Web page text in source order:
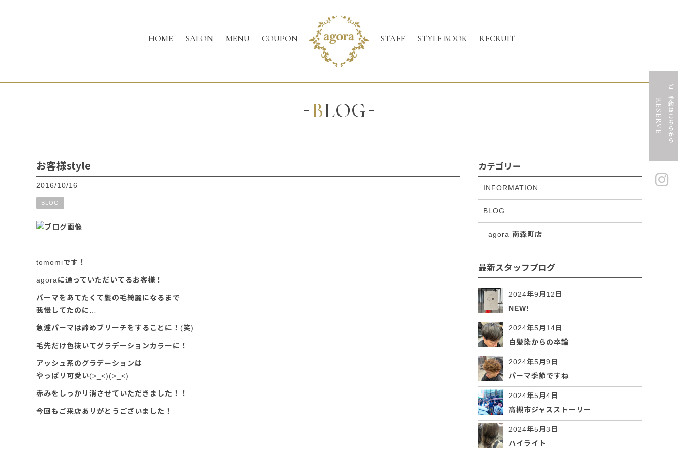
HOME SALON MENU COUPON STAFF STYLE BOOK RECRUIT
ご予約はこちらから
RESERVE
BLOG
お客様style
2016/10/16
BLOG
tomomiです！
agoraに通っていただいてるお客様！
パーマをあてたくて髪の毛綺麗になるまで
我慢してたのに…
急遽パーマは諦めブリーチをすることに！(笑)
毛先だけ色抜いてグラデーションカラーに！
アッシュ系のグラデーションは
やっぱリ可愛い(>_<)(>_<)
赤みをしっかリ消させていただきました！！
今回もご来店あリがとうございました！
カテゴリー
INFORMATION
BLOG
agora 南森町店
最新スタッフブログ
2024年9月12日
NEW!
2024年5月14日
白髪染からの卒論
2024年5月9日
パーマ季節ですね
2024年5月4日
高槻市ジャスストーリー
2024年5月3日
ハイライト